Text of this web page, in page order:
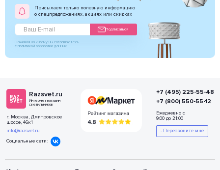
Присылаем только полезную информацию
о спецпредложениях, акциях или скидках
Подписаться
Нажимая на кнопку Вы соглашаетесь
с политикой обработки данных
Razsvet.ru
Интернет-магазин
светильников
г. Москва, Дмитровское
шоссе, 46к1
info@razsvet.ru
Социальные сети:
+7 (495) 225-55-48
+7 (800) 550-55-12
Ежедневно с
9:00 до 21:00
Перезвоните мне